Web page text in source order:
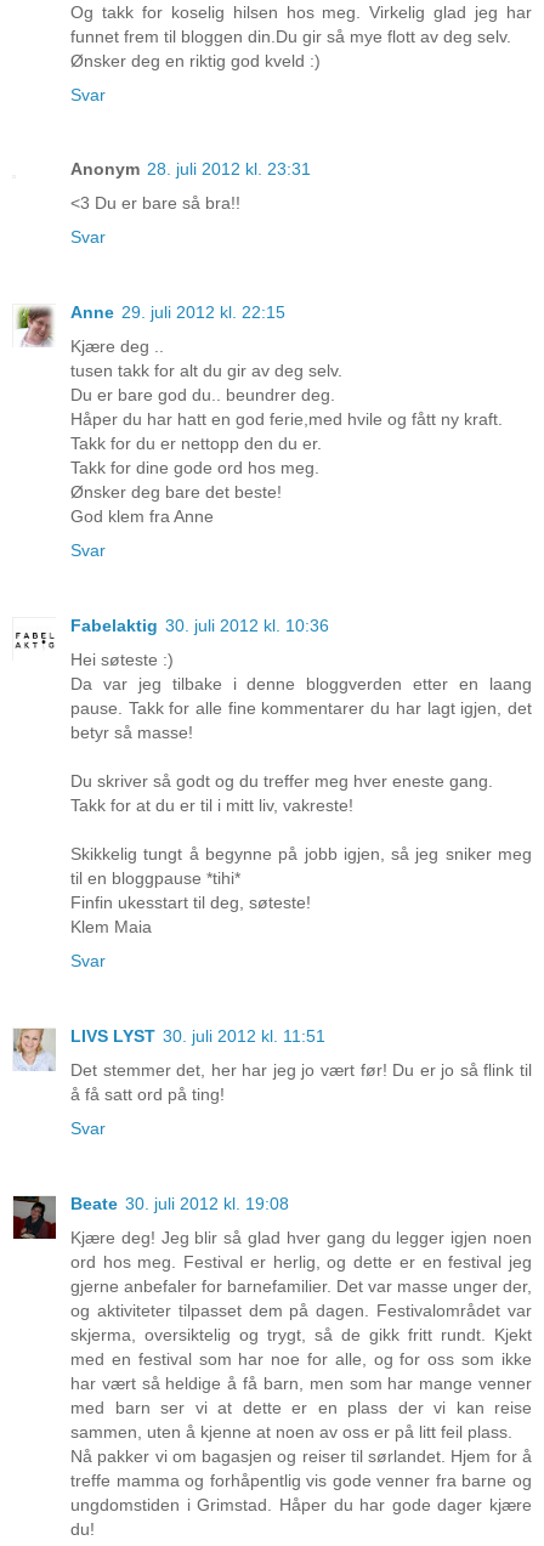
Og takk for koselig hilsen hos meg. Virkelig glad jeg har
funnet frem til bloggen din.Du gir så mye flott av deg selv.
Ønsker deg en riktig god kveld :)
Svar
Anonym 28. juli 2012 kl. 23:31
<3 Du er bare så bra!!
Svar
Anne 29. juli 2012 kl. 22:15
Kjære deg ..
tusen takk for alt du gir av deg selv.
Du er bare god du.. beundrer deg.
Håper du har hatt en god ferie,med hvile og fått ny kraft.
Takk for du er nettopp den du er.
Takk for dine gode ord hos meg.
Ønsker deg bare det beste!
God klem fra Anne
Svar
Fabelaktig 30. juli 2012 kl. 10:36
Hei søteste :)
Da var jeg tilbake i denne bloggverden etter en laang
pause. Takk for alle fine kommentarer du har lagt igjen, det
betyr så masse!
Du skriver så godt og du treffer meg hver eneste gang.
Takk for at du er til i mitt liv, vakreste!
Skikkelig tungt å begynne på jobb igjen, så jeg sniker meg
til en bloggpause *tihi*
Finfin ukesstart til deg, søteste!
Klem Maia
Svar
LIVS LYST 30. juli 2012 kl. 11:51
Det stemmer det, her har jeg jo vært før! Du er jo så flink til
å få satt ord på ting!
Svar
Beate 30. juli 2012 kl. 19:08
Kjære deg! Jeg blir så glad hver gang du legger igjen noen
ord hos meg. Festival er herlig, og dette er en festival jeg
gjerne anbefaler for barnefamilier. Det var masse unger der,
og aktiviteter tilpasset dem på dagen. Festivalområdet var
skjerma, oversiktelig og trygt, så de gikk fritt rundt. Kjekt
med en festival som har noe for alle, og for oss som ikke
har vært så heldige å få barn, men som har mange venner
med barn ser vi at dette er en plass der vi kan reise
sammen, uten å kjenne at noen av oss er på litt feil plass.
Nå pakker vi om bagasjen og reiser til sørlandet. Hjem for å
treffe mamma og forhåpentlig vis gode venner fra barne og
ungdomstiden i Grimstad. Håper du har gode dager kjære
du!